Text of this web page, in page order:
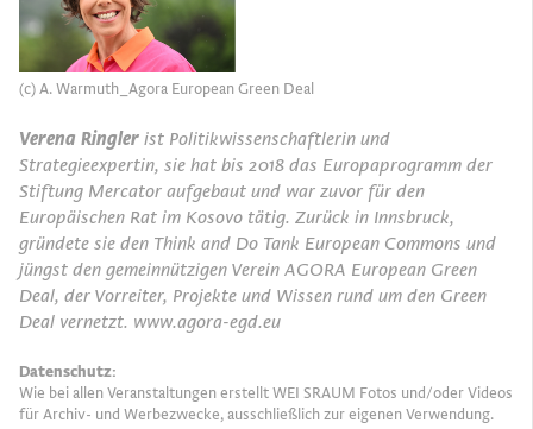
(c) A. Warmuth_Agora European Green Deal
Verena Ringler ist Politikwissenschaftlerin und
Strategieexpertin, sie hat bis 2018 das Europaprogramm der
Stiftung Mercator aufgebaut und war zuvor für den
Europäischen Rat im Kosovo tätig. Zurück in Innsbruck,
gründete sie den Think and Do Tank European Commons und
jüngst den gemeinnützigen Verein AGORA European Green
Deal, der Vorreiter, Projekte und Wissen rund um den Green
Deal vernetzt. www.agora-egd.eu
Datenschutz:
Wie bei allen Veranstaltungen erstellt WEI SRAUM Fotos und/oder Videos
für Archiv- und Werbezwecke, ausschließlich zur eigenen Verwendung.